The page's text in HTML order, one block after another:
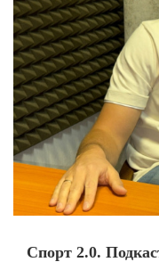
Спорт 2.0.